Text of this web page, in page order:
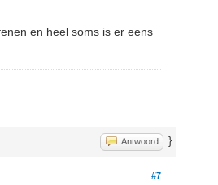
en heel soms is er eens
Antwoord }
#7